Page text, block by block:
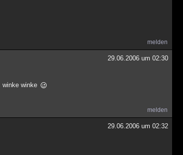
melden
29.06.2006 um 02:30
winke winke
melden
29.06.2006 um 02:32